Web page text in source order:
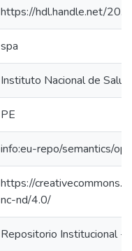
https://hdl.handle.net/
spa
Instituto Nacional de Salud
PE
info:eu-repo/semantics/
https://
nc-nd/4.0/
Repositorio Institucional -